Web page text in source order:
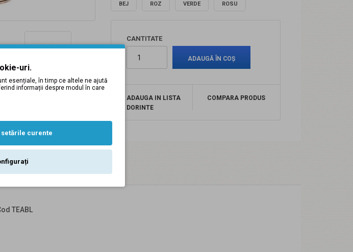
uri.
esențiale, în timp ce altele ne ajută
informații despre modul în care
curente
BEJ ROZ VERDE ROSU
CANTITATE
ADAUGA IN LISTA
DORINTE
COMPARA PRODUS
Recenzii (0) Inlocuire produse
TEABL